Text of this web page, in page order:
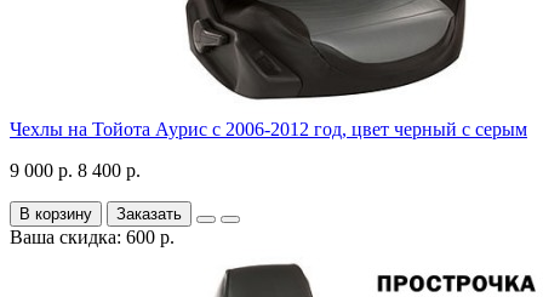
Чехлы на Тойота Аурис с 2006-2012 год, цвет черный с серым
9 000 р. 8 400 р.
В корзину Заказать
Ваша скидка: 600 р.